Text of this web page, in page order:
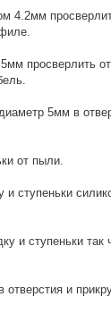
4.2мм
просверлить
5мм в
от пыли.
и ступеньки
и ступеньки
и